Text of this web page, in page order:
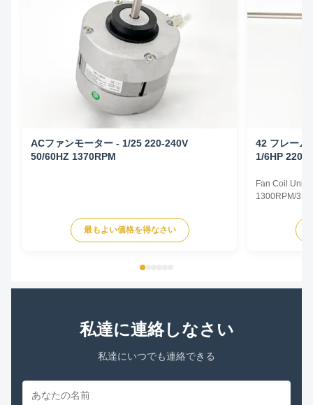
ACファンモーター - 1/25 220-240V
50/60HZ 1370RPM
最もよい価格を得なさい
42 フレーム
1/6HP 220-
Fan Coil Unit
1300RPM/
Type
TEAO
私達に連絡しなさい
私達にいつでも連絡できる